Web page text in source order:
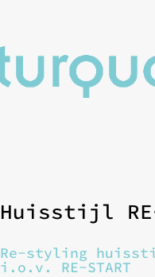
Huisstijl RE-
Re-styling
i.o.v. RE-START